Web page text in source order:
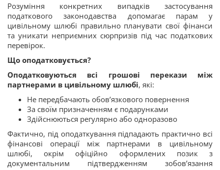
Розуміння конкретних випадків застосування
податкового законодавства допомагає парам у
цивільному шлюбі правильно планувати свої фінанси
та уникати неприємних сюрпризів під час податкових
перевірок.
Що оподатковується?
Оподатковуються всі грошові перекази між
партнерами в цивільному шлюбі, які:
Не передбачають обов’язкового повернення
За своїм призначенням є подарунками
Здійснюються регулярно або одноразово
Фактично, під оподаткування підпадають практично всі
фінансові операції між партнерами в цивільному
шлюбі, окрім офіційно оформлених позик з
документальним підтвердженням зобов’язання